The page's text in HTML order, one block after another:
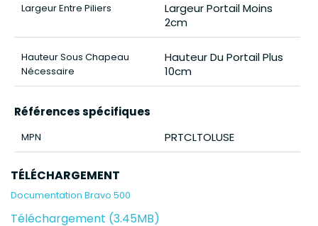
Largeur Entre Piliers
Largeur Portail Moins
2cm
Hauteur Sous Chapeau
Nécessaire
Hauteur Du Portail Plus
10cm
Références spécifiques
MPN PRTCLTOLUSE
TÉLÉCHARGEMENT
Documentation Bravo 500
Téléchargement (3.45MB)